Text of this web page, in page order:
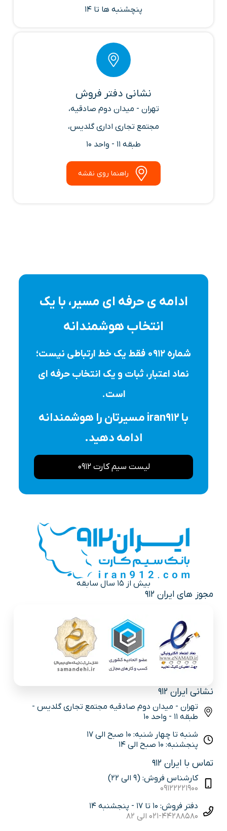
پنچشنبه ها تا 14
نشانی دفتر فروش
تهران - میدان دوم صادقیه،
مجتمع تجاری اداری گلدیس،
طبقه 11 - واحد 10
راهنما روی نقشه
ادامه ی حرفه ای مسیر، با یک
انتخاب هوشمندانه
شماره ۰۹۱۲ فقط یک خط ارتباطی نیست؛
نماد اعتبار، ثبات و یک انتخاب حرفه ای
است.
با iran912 مسیرتان را هوشمندانه
ادامه دهید.
لیست سیم کارت 0912
بیش از 15 سال سابقه
نشانی ایران 912
تهران - میدان دوم صادقیه مجتمع تجاری گلدیس -
طبقه 11 - واحد 10
شنبه تا چهار شنبه: 10 صبح الی 17
پنجشنبه: 10 صبح الی 14
تماس با ایران 912
کارشناس فروش: (9 الی 22)
09122221900
دفتر فروش: 10 تا 17 - پنجشنبه 14
021-44288580 الی 82
مجوز های ایران 912